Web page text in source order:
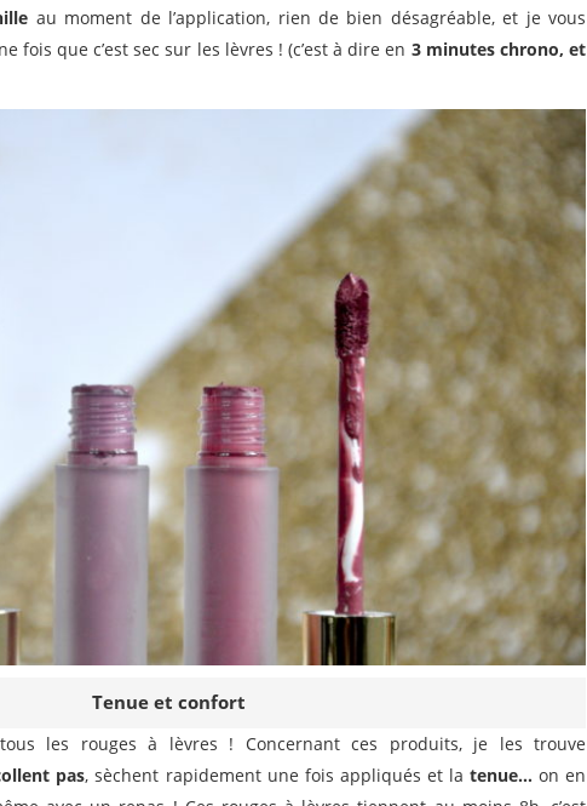
au moment de l’application, rien de bien désagréable, et je vous
fois que c’est sec sur les lèvres ! (c’est à dire en 3 minutes chrono, et
Tenue et confort
les rouges à lèvres ! Concernant ces produits, je les trouve
pas, sèchent rapidement une fois appliqués et la tenue… on en